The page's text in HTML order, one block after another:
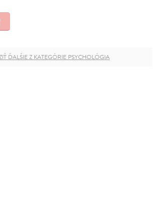
ĎALŠIE Z KATEGÓRIE PSYCHOLÓGIA